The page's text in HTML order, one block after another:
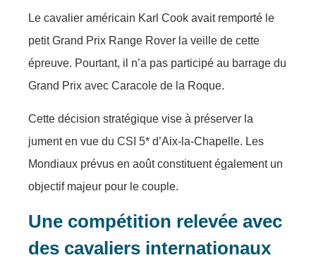
Le cavalier américain Karl Cook avait remporté le
petit Grand Prix Range Rover la veille de cette
épreuve. Pourtant, il n’a pas participé au barrage du
Grand Prix avec Caracole de la Roque.
Cette décision stratégique vise à préserver la
jument en vue du CSI 5* d’Aix-la-Chapelle. Les
Mondiaux prévus en août constituent également un
objectif majeur pour le couple.
Une compétition relevée avec
des cavaliers internationaux